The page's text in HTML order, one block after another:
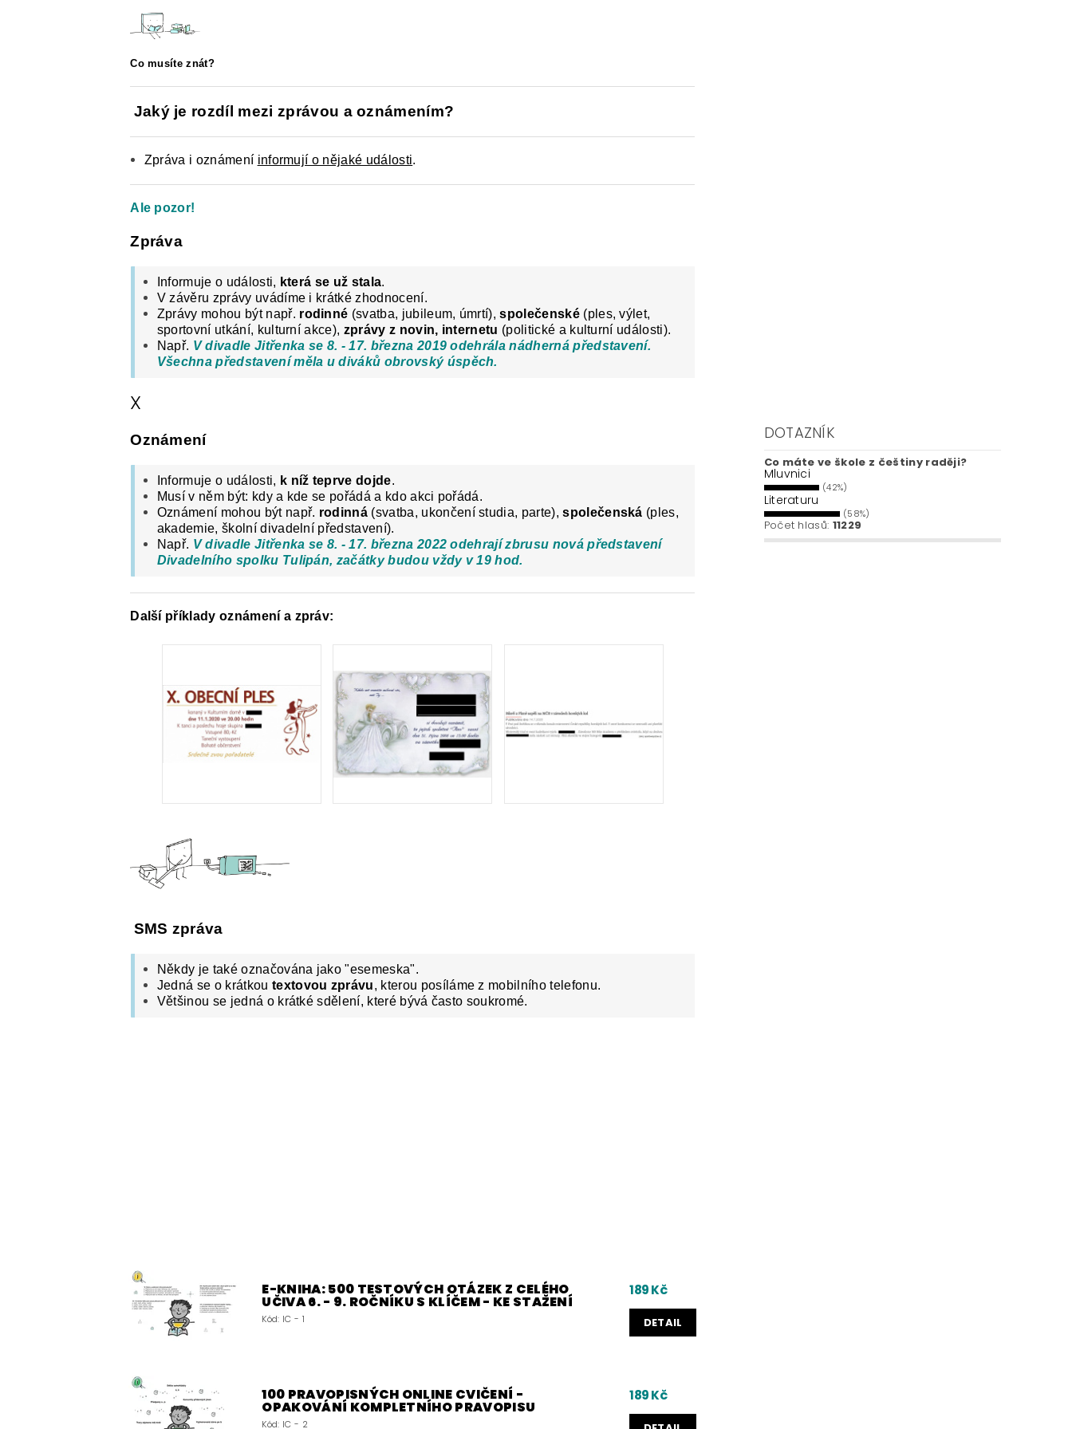
ČESKÝ JAZYK PRO STŘEDNÍ ŠKOLY
O NAŠICH STRÁNKÁCH
Co musíte znát?
Jaký je rozdíl mezi zprávou a oznámením?
Zpráva i oznámení informují o nějaké události.
Ale pozor!
Zpráva
Informuje o události, která se už stala.
V závěru zprávy uvádíme i krátké zhodnocení.
Zprávy mohou být např. rodinné (svatba, jubileum, úmrtí),společenské(ples, výlet,
sportovní utkání, kulturní akce), zprávy z novin, internetu (politické a kulturní události).
Např. V divadle Jitřenka se 8. - 17. března 2019 odehrála nádherná představení.
Všechna představení měla u diváků obrovský úspěch.
X
Oznámení
nformuje o události, k níž teprve dojde.
Musí v něm být: kdy a kde se pořádá a kdo akci pořádá.
Oznámení mohou být např. rodinná (svatba, ukončení studia, parte),společenská (ples,
akademie, školní divadelní představení).
Např. V divadle Jitřenka se 8. - 17. března 2022 odehrají zbrusu nová představení
Divadelního spolku Tulipán, začátky budou vždy v 19 hod.
Další příklady oznámení a zpráv:
SMS zpráva
Někdy je také označována jako "esemeska".
Jedná se o krátkou textovou zprávu, kterou posíláme z mobilního telefonu.
Většinou se jedná o krátké sdělení, které bývá často soukromé.
E-KNIHA: 500 TESTOVÝCH OTÁZEK Z CELÉHO
UČIVA 6. - 9. ROČNÍKU S KLÍČEM - KE STAŽENÍ
Kód: IC - 1
189 Kč
DETAIL
100 PRAVOPISNÝCH ONLINE CVIČENÍ -
OPAKOVÁNÍ KOMPLETNÍHO PRAVOPISU
Kód: IC - 2
189 Kč
DOTAZNÍK
Co máte ve škole z češtiny raději?
Mluvnici
(42%)
Literaturu
(58%)
Počet hlasů: 11229